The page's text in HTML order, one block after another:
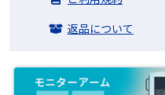
返品について